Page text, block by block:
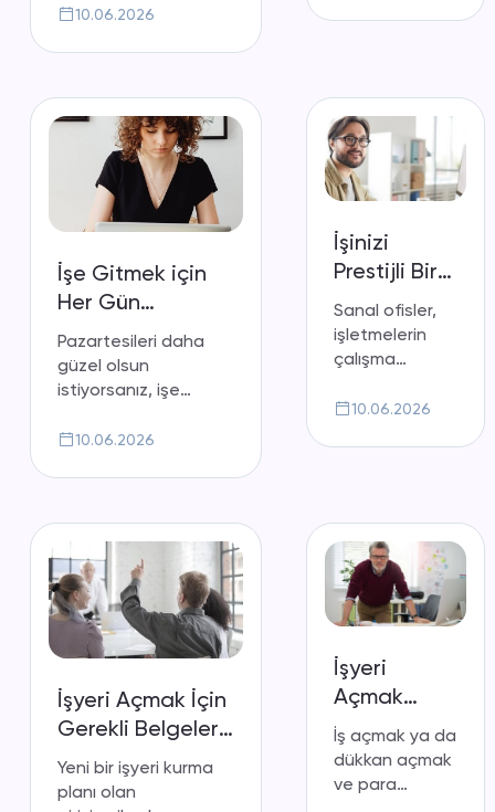
avantajları ve
10.06.2026
geliştirmenizde
fikirler
verebilecek
insanlarla
iletişim
İşe Gitmek için
Her Gün
Motivasyonunuzu
Artırın
Pazartesileri daha
güzel olsun
istiyorsanız, işe
kendinizi başka
10.06.2026
İşinizi
Prestijli Bir
Adreste
Yürütün:
Sanal Ofis
Sanal ofisler,
işletmelerin
çalışma
kendileri
yürütmelerine
olanak
sağlıyor.
10.06.2026
İşyeri Açmak İçin
Gerekli Belgeler
Nedir?
Yeni bir işyeri kurma
planı olan
İşyeri
Açmak
İstiyorum
Diyenlere
İşyeri
İş açmak ya da
dükkan açmak
ve para